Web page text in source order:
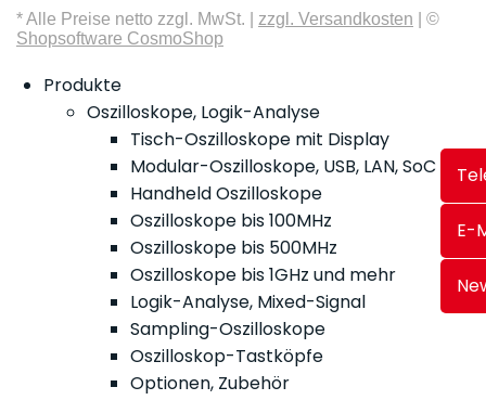
E-
* Alle Preise netto zzgl. MwSt. | zzgl. Versandkosten | ©
Shopsoftware CosmoShop
Produkte
Oszilloskope, Logik-Analyse
Tisch-Oszilloskope mit Display
Modular-Oszilloskope, USB, LAN, SoC
Handheld Oszilloskope
Oszilloskope bis 100MHz
Oszilloskope bis 500MHz
Oszilloskope bis 1GHz und mehr
Logik-Analyse, Mixed-Signal
Sampling-Oszilloskope
Oszilloskop-Tastköpfe
Optionen, Zubehör